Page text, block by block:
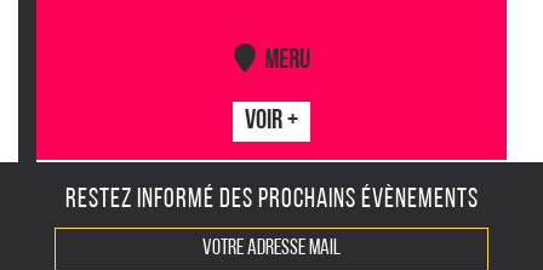
MERU
VOIR +
RESTEZ INFORMÉ DES PROCHAINS ÉVÈNEMENTS